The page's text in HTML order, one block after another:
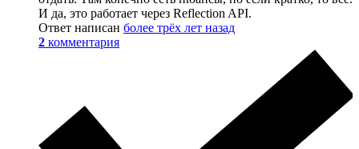
И да, это работает через Reflection API.
Ответ написан более трёх лет назад
2 комментария